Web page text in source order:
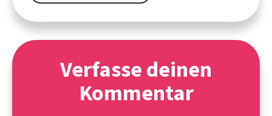
Verfasse deinen
Kommentar